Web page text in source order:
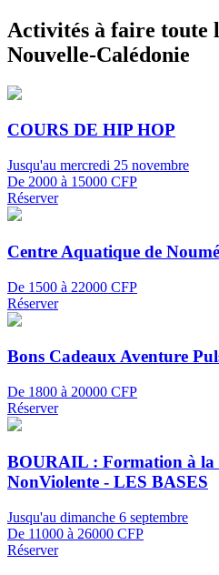
Activités à faire toute
Nouvelle-Calédonie
COURS DE HIP HOP
Jusqu'au mercredi 25 novembre
De 2000 à 15000 CFP
Réserver
Centre Aquatique de
De 1500 à 22000 CFP
Réserver
Bons Cadeaux Aventure
De 1800 à 20000 CFP
Réserver
BOURAIL : Formation à la
NonViolente - LES BASES
Jusqu'au dimanche 6 septembre
De 11000 à 26000 CFP
Réserver